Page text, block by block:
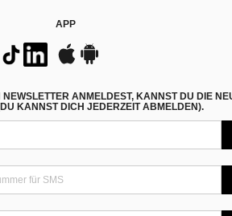
APP
ANMELDEST, KANNST DU DIE
KANNST DICH JEDERZEIT ABMELDEN).